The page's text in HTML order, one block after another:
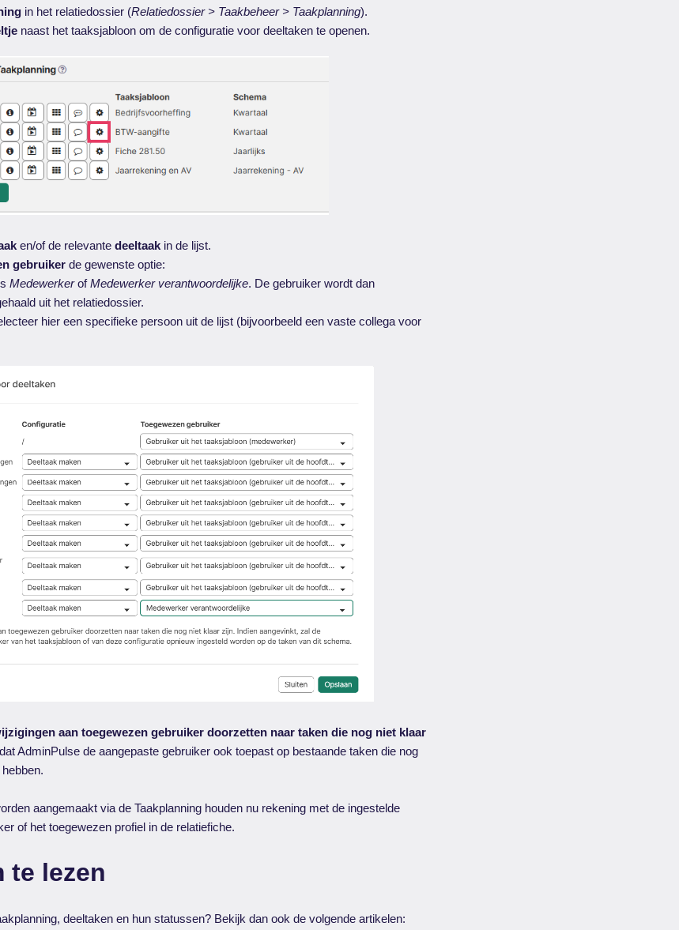
in het relatiedossier (Relatiedossier > Taakbeheer > Taakplanning).
naast het taaksjabloon om de configuratie voor deeltaken te openen.
en/of de relevantedeeltaak in de lijst.
gebruiker de gewenste optie:
MedewerkerofMedewerker verantwoordelijke. De gebruiker wordt dan
uit het relatiedossier.
hier een specifieke persoon uit de lijst (bijvoorbeeld een vaste collega voor
aan toegewezen gebruiker doorzetten naar taken die nog niet klaar
AdminPulse de aangepaste gebruiker ook toepast op bestaande taken die nog
hebben.
aangemaakt via de Taakplanning houden nu rekening met de ingestelde
of het toegewezen profiel in de relatiefiche.
te lezen
deeltaken en hun statussen? Bekijk dan ook de volgende artikelen: